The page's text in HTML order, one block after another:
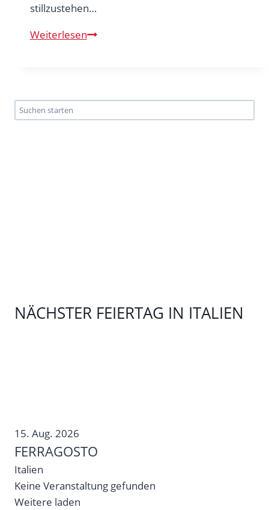
stillzustehen…
WeiterlesenRom
ultimative
Suche
NÄCHSTER FEIERTAG IN ITALIEN
15. Aug. 2026
FERRAGOSTO
Italien
Keine Veranstaltung gefunden
Weitere laden